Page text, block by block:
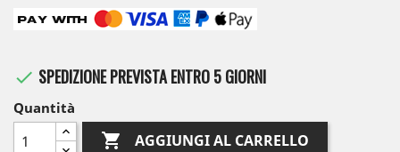
 SPEDIZIONE PREVISTA ENTRO 5 GIORNI
Quantità
 AGGIUNGI AL CARRELLO